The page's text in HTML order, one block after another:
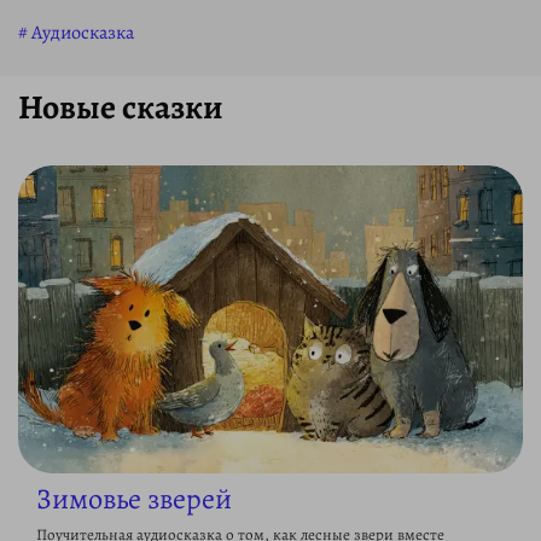
Аудиосказка
Новые сказки
Зимовье зверей
Поучительная аудиосказка о том, как лесные звери вместе